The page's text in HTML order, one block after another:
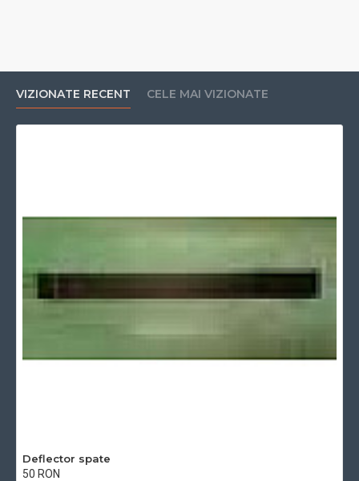
VIZIONATE RECENT CELE MAI VIZIONATE
Deflector spate
50 RON